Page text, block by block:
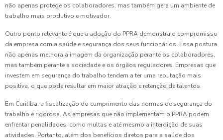
não apenas protege os colaboradores, mas também gera um ambiente de
trabalho mais produtivo e motivador.
Outro ponto relevante é que a adoção do PPRA demonstra o compromisso
da empresa com a saúde e segurança dos seus funcionários. Essa postura
não apenas melhora a imagem da organização perante os colaboradores,
mas também perante a sociedade e os órgãos reguladores. Empresas que
investem em segurança do trabalho tendem a ter uma reputação mais
positiva, o que pode resultar em maior atração e retenção de talentos.
Em Curitiba, a fiscalização do cumprimento das normas de segurança do
trabalho é rigorosa. As empresas que não implementam o PPRA podem
enfrentar penalidades, como multas e até mesmo a interdição de suas
atividades. Portanto, além dos benefícios diretos para a saúde dos